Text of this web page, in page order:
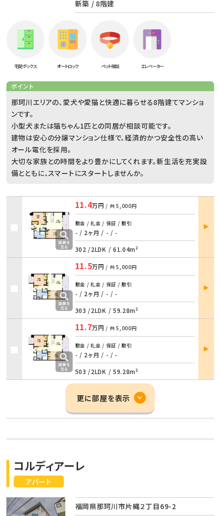
新築 / 8階建
宅配ボックス オートロック ペット相談 エレベーター
ポイント
那珂川エリアの、愛犬や愛猫と快適に暮らせる8階建てマンショ
ンです。
小型犬または猫ちゃん1匹との同居が相談可能です。
建物は安心の分譲マンション仕様で、経済的かつ安全性の高い
オール電化を採用。
大切な家族との時間をより豊かにしてくれます。新生活を充実設
備とともに、スマートにスタートしませんか。
11.4万円 / 共5,000円
敷金 / 礼金 / 保証 / 敷引
- / 2ヶ月 / - / -
302 /2LDK / 61.04m²
部屋
詳細
11.5万円 / 共5,000円
敷金 / 礼金 / 保証 / 敷引
- / 2ヶ月 / - / -
303 /2LDK / 59.28m²
部屋
詳細
11.7万円 / 共5,000円
敷金 / 礼金 / 保証 / 敷引
- / 2ヶ月 / - / -
503 /2LDK / 59.28m²
部屋
詳細
更に部屋を表示
アパート
コルディアーレ
福岡県那珂川市片縄２丁目69-2